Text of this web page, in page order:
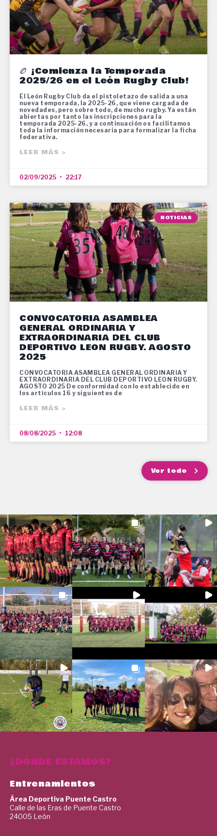
🏉 ¡Comienza la Temporada
2025/26 en el León Rugby Club!
El León Rugby Club da el pistoletazo de salida a una
nueva temporada, la 2025-26, que viene cargada de
novedades, pero sobre todo, de mucho rugby. Ya están
abiertas por tanto las inscripciones para la
temporada 2025-26, y a continuación os facilitamos
toda la información necesaria para formalizar la ficha
federativa.
LEER MÁS >
02/09/2025 22:17
NOTICIAS
CONVOCATORIA ASAMBLEA
GENERAL ORDINARIA Y
EXTRAORDINARIA DEL CLUB
DEPORTIVO LEON RUGBY. AGOSTO
2025
CONVOCATORIA ASAMBLEA GENERAL ORDINARIA Y
EXTRAORDINARIA DEL CLUB DEPORTIVO LEON RUGBY.
AGOSTO 2025 De conformidad con lo establecido en
los artículos 16 y siguientes de
LEER MÁS >
08/08/2025 12:08
Ver todo
¿DÓNDE ESTAMOS?
Entrenamientos
Área Deportiva Puente Castro
Calle de las Eras de Puente Castro
24005 León